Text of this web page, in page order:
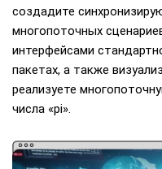
создадите
многопоточных
интерфейсами
пакетах, а также
реализуете
числа «pi».